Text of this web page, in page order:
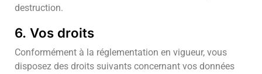
destruction.
6. Vos droits
Conformément à la réglementation en vigueur, vous
disposez des droits suivants concernant vos données